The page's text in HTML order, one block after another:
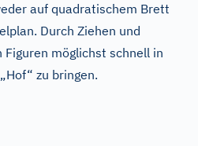
auf quadratischem Brett
Durch Ziehen und
Figuren möglichst schnell in
zu bringen.